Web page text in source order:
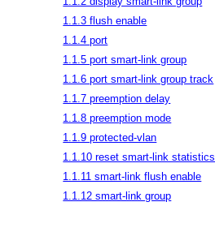
1.1.3 flush enable
1.1.4 port
1.1.5 port smart-link group
1.1.6 port smart-link group track
1.1.7 preemption delay
1.1.8 preemption mode
1.1.9 protected-vlan
1.1.10 reset smart-link statistics
1.1.11 smart-link flush enable
1.1.12 smart-link group